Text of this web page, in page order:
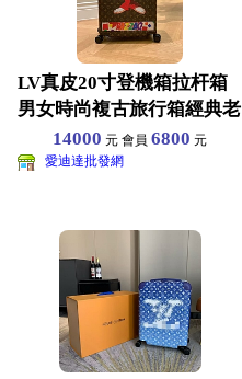
LV真皮20寸登機箱拉杆箱
男女時尚複古旅行箱經典老
花兔子圖案 尺寸38
14000 元 會員6800 元
愛迪達批發網